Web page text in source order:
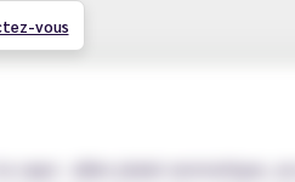
vous
vape : allier plaisir aromatique,